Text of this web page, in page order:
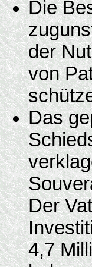
Die
der
von
Das
Der
4,7